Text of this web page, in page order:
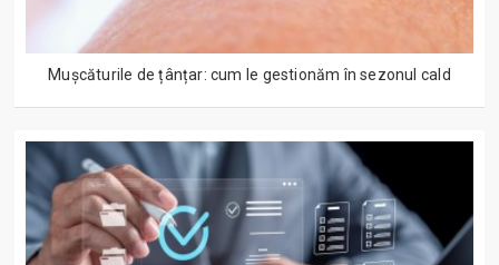
Mușcăturile de țânțar: cum le gestionăm în sezonul cald